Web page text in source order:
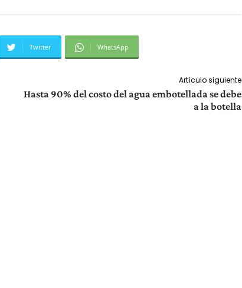
Twitter WhatsApp
Artículo siguiente
Hasta 90% del costo del agua embotellada se debe
a la botella